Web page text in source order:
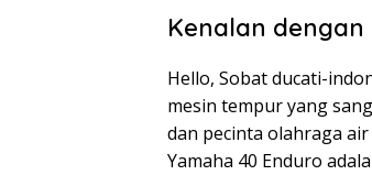
Kenalan dengan
Hello, Sobat ducati-
mesin tempur yang
dan pecinta olahraga
Yamaha 40 Enduro